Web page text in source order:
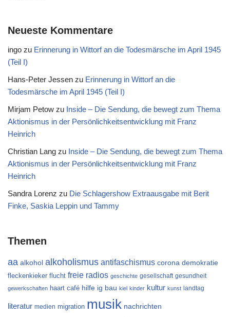
Neueste Kommentare
ingo zu Erinnerung in Wittorf an die Todesmärsche im April 1945
(Teil I)
Hans-Peter Jessen zu Erinnerung in Wittorf an die
Todesmärsche im April 1945 (Teil I)
Mirjam Petow zu Inside – Die Sendung, die bewegt zum Thema
Aktionismus in der Persönlichkeitsentwicklung mit Franz
Heinrich
Christian Lang zu Inside – Die Sendung, die bewegt zum Thema
Aktionismus in der Persönlichkeitsentwicklung mit Franz
Heinrich
Sandra Lorenz zu Die Schlagershow Extraausgabe mit Berit
Finke, Saskia Leppin und Tammy
Themen
aa alkohol alkoholismus antifaschismus corona demokratie
fleckenkieker flucht freie radios geschichte gesellschaft gesundheit
gewerkschaften haart café hilfe ig bau kiel kinder kultur kunst landtag
literatur medien migration musik nachrichten